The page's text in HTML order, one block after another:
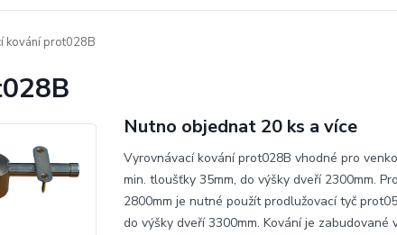
kování prot028B
Nutno objednat 20 ks a více
Vyrovnávací kování prot028B vhodné pro
min. tloušťky 35mm, do výšky dveří 2300mm.
2800mm je nutné použít prodlužovací tyč
do výšky dveří 3300mm. Kování je zabudované